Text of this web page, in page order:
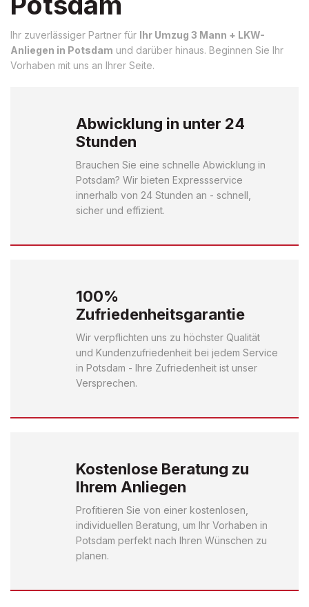
Ihr zuverlässiger Partner für Ihr Umzug 3 Mann + LKW-
Anliegen in Potsdam und darüber hinaus. Beginnen Sie Ihr
Vorhaben mit uns an Ihrer Seite.
Abwicklung in unter 24
Stunden
Brauchen Sie eine schnelle Abwicklung in
Potsdam? Wir bieten Expressservice
innerhalb von 24 Stunden an - schnell,
sicher und effizient.
100%
Zufriedenheitsgarantie
Wir verpflichten uns zu höchster Qualität
und Kundenzufriedenheit bei jedem Service
in Potsdam - Ihre Zufriedenheit ist unser
Versprechen.
Kostenlose Beratung zu
Ihrem Anliegen
Profitieren Sie von einer kostenlosen,
individuellen Beratung, um Ihr Vorhaben in
Potsdam perfekt nach Ihren Wünschen zu
planen.